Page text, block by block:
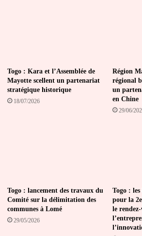
Togo : Kara et l’Assemblée de
Mayotte scellent un partenariat
stratégique historique
18/07/2026
Région
régional
un
en Chine
29/06/
Togo : lancement des travaux du
Comité sur la délimitation des
communes à Lomé
29/05/2026
Togo :
pour la
le